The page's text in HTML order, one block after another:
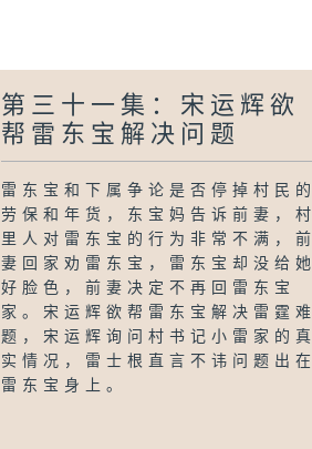
第三十一集：宋运辉欲
帮雷东宝解决问题
雷东宝和下属争论是否停掉村民的
劳保和年货，东宝妈告诉前妻，村
里人对雷东宝的行为非常不满，前
妻回家劝雷东宝，雷东宝却没给她
好脸色，前妻决定不再回雷东宝
家。宋运辉欲帮雷东宝解决雷霆难
题，宋运辉询问村书记小雷家的真
实情况，雷士根直言不讳问题出在
雷东宝身上。